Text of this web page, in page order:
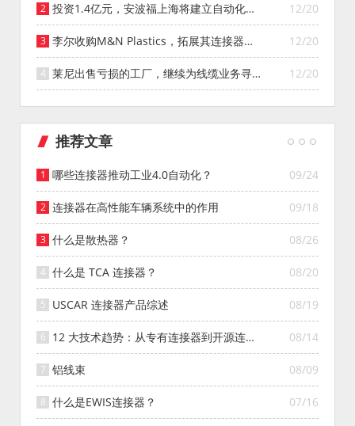
12/20
投资1.4亿元，安波福上海将建立自动化智
能仓库
12/20
李尔收购M&N Plastics，拓展其连接器系
统业务
12/20
莱尼出售亏损的工厂，继续为线缆业务寻找
投资者
推荐文章
09/24
哪些连接器推动工业4.0自动化？
09/18
连接器在高性能车辆系统中的作用
08/26
什么是散热器？
08/20
什么是 TCA 连接器？
08/19
USCAR 连接器产品综述
08/14
12 大技术趋势：从专有连接器到开源连接
器的演变
08/09
铝线束
07/16
什么是EWIS连接器？